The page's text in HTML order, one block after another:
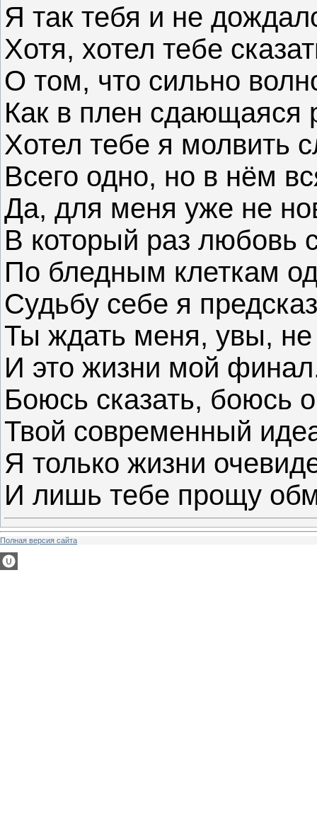
Я так тебя и не
Хотя, хотел тебе
О том, что сильно
Как в плен сдающаяся
Хотел тебе я молвить
Всего одно, но в нём
Да, для меня уже не
В который раз любовь
По бледным клеткам
Судьбу себе я
Ты ждать меня, увы, не
И это жизни мой
Боюсь сказать, боюсь
Твой современный
Я только жизни
И лишь тебе прощу
Полная версия сайта